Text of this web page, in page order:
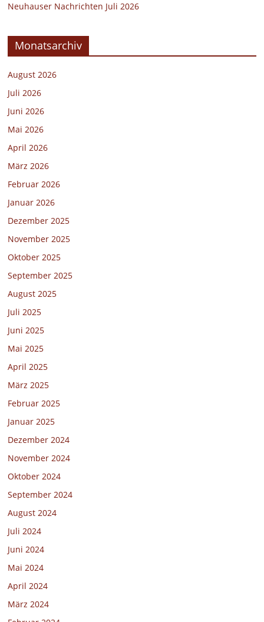
Neuhauser Nachrichten Juli 2026
Monatsarchiv
August 2026
Juli 2026
Juni 2026
Mai 2026
April 2026
März 2026
Februar 2026
Januar 2026
Dezember 2025
November 2025
Oktober 2025
September 2025
August 2025
Juli 2025
Juni 2025
Mai 2025
April 2025
März 2025
Februar 2025
Januar 2025
Dezember 2024
November 2024
Oktober 2024
September 2024
August 2024
Juli 2024
Juni 2024
Mai 2024
April 2024
März 2024